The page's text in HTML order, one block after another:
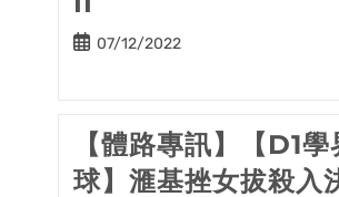
Post07/12/2022
【體路專訊】【D1學
球】滙基挫女拔殺入